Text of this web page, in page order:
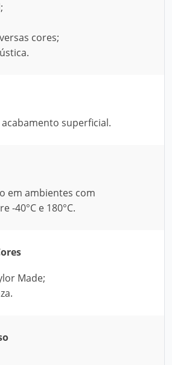
cores;
superficial.
em ambientes com
-40°C e 180°C.
Made;